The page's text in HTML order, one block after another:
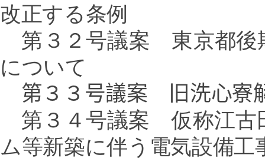
改正する条例
第３２号議案 東京都後
について
第３３号議案 旧洗心寮
第３４号議案 仮称江古
ム等新築に伴う電気設備工